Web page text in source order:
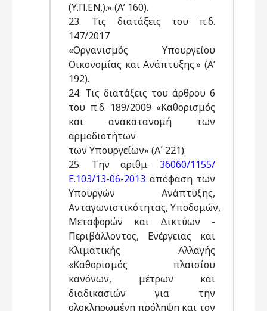
(Υ.Π.ΕΝ.).» (Α’ 160).
23. Τις διατάξεις του π.δ.
147/2017
«Οργανισμός Υπουργείου
Οικονομίας και Ανάπτυξης.» (Α’
192).
24. Τις διατάξεις του άρθρου 6
του π.δ. 189/2009 «Καθορισμός
και ανακατανομή των
αρμοδιοτήτων
των Υπουργείων» (Α΄ 221).
25. Την αριθμ. 36060/1155/
Ε.103/13-06-2013 απόφαση των
Υπουργών Ανάπτυξης,
Ανταγωνιστικότητας, Υποδομών,
Μεταφορών και Δικτύων -
Περιβάλλοντος, Ενέργειας και
Κλιματικής Αλλαγής
«Καθορισμός πλαισίου
κανόνων, μέτρων και
διαδικασιών για την
ολοκληρωμένη πρόληψη και τον